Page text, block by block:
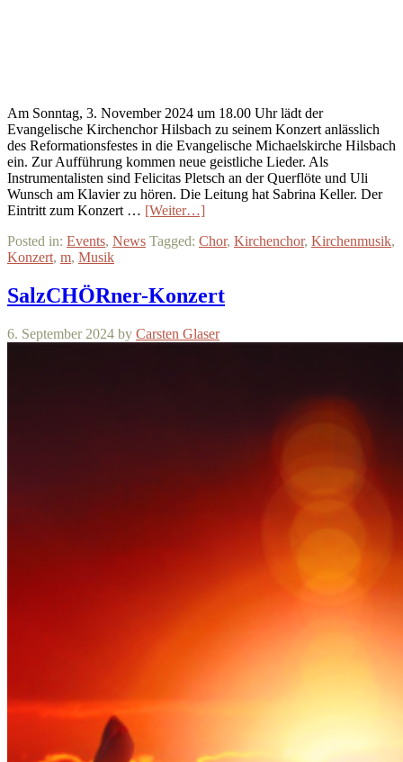
Am Sonntag, 3. November 2024 um 18.00 Uhr lädt der
Evangelische Kirchenchor Hilsbach zu seinem Konzert anlässlich
des Reformationsfestes in die Evangelische Michaelskirche Hilsbach
ein. Zur Aufführung kommen neue geistliche Lieder. Als
Instrumentalisten sind Felicitas Pletsch an der Querflöte und Uli
Wunsch am Klavier zu hören. Die Leitung hat Sabrina Keller. Der
Eintritt zum Konzert … [Weiter…]
Posted in: Events, News Tagged: Chor, Kirchenchor, Kirchenmusik,
Konzert, m, Musik
SalzCHÖRner-Konzert
6. September 2024 by Carsten Glaser